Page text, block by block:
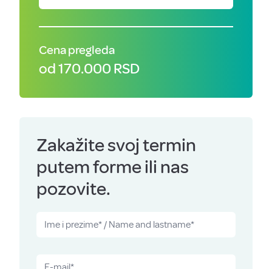
Cena pregleda
od 170.000 RSD
Zakažite svoj termin
putem forme ili nas
pozovite.